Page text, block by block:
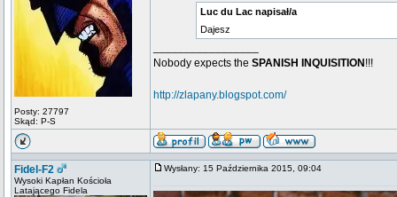
Posty: 27797
Skąd: P-S
Luc du Lac napisał/a
Dajesz
Nobody expects the SPANISH INQUISITION !!!
http://zlapany.blogspot.com/
Fidel-F2
Wysoki Kapłan Kościoła
Latającego Fidela
Wysłany: 15 Października 2015, 09:04